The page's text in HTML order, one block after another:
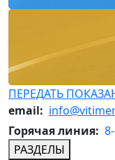
ПЕРЕДАТЬ
email:
Горячая линия:
РАЗДЕЛЫ